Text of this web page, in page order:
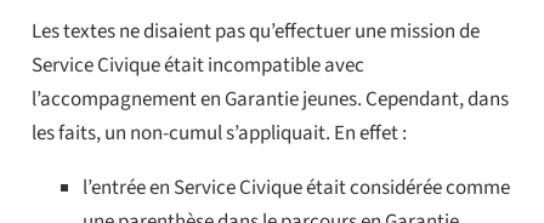
Les textes ne disaient pas qu’effectuer une mission de
Service Civique était incompatible avec
l’accompagnement en Garantie jeunes. Cependant, dans
les faits, un non-cumul s’appliquait. En effet :
l’entrée en Service Civique était considérée comme